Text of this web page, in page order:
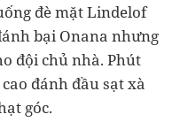
đè mặt Lindelof
bại Onana nhưng
đội chủ nhà. Phút
đánh đầu sạt xà
góc.